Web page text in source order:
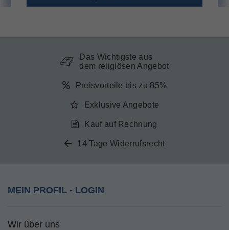
Das Wichtigste aus
dem religiösen Angebot
Preisvorteile bis zu 85%
Exklusive Angebote
Kauf auf Rechnung
14 Tage Widerrufsrecht
MEIN PROFIL - LOGIN
Wir über uns